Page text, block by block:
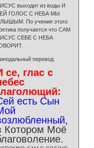
выходит из воды И
ГОЛОС С НЕБА МЫ
По учения этого
получается что САМ
СЕБЕ С НЕБА
перевод
се, глас с
есть Сын
Котором Моё